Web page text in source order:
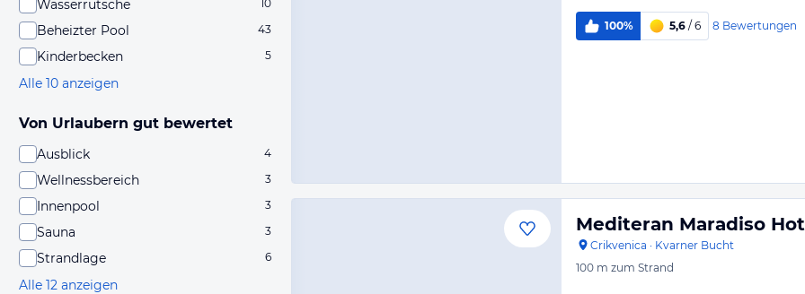
Wasserrutsche 10
Beheizter Pool 43
Kinderbecken 5
Alle 10 anzeigen
Von Urlaubern gut bewertet
Ausblick 4
Wellnessbereich 3
Innenpool 3
Sauna 3
Strandlage 6
Alle 12 anzeigen
100% 5,6 / 6 8 Bewertungen
Mediteran Maradiso
Crikvenica · Kvarner Bucht
100 m zum Strand